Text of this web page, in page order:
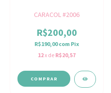
CARACOL #2006
R$200,00
R$190,00com Pix
12x de R$20,57